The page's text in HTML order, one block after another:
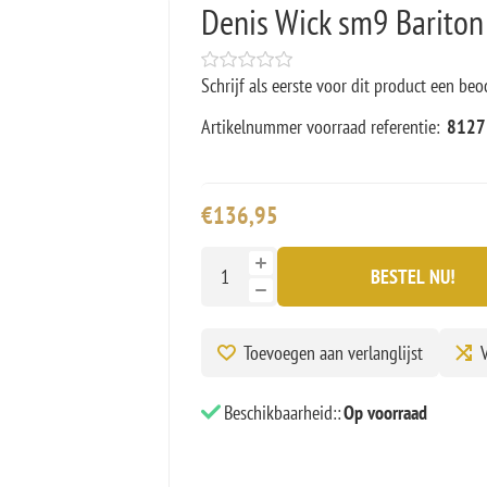
Denis Wick sm9 Bariton
Schrijf als eerste voor dit product een
Artikelnummer voorraad referentie:
€136,95
BESTEL NU!
Toevoegen aan verlanglijst
Beschikbaarheid::Op voorraad